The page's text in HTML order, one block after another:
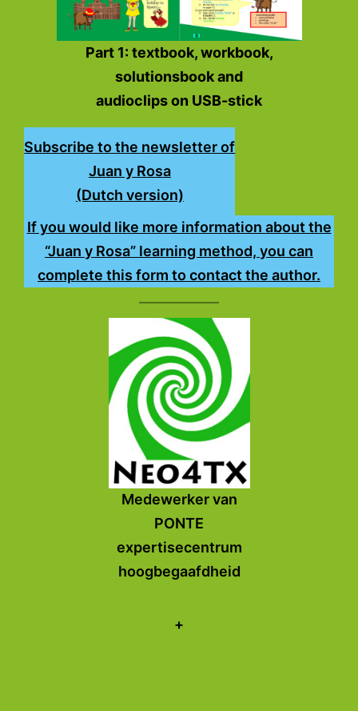
Part 1: textbook, workbook,
solutionsbook and
audioclips on USB-stick
Subscribe to the newsletter of
Juan y Rosa
(Dutch version)
If you would like more information about the
“Juan y Rosa” learning method, you can
complete this form to contact the author.
Medewerker van
PONTE
expertisecentrum
hoogbegaafdheid
+